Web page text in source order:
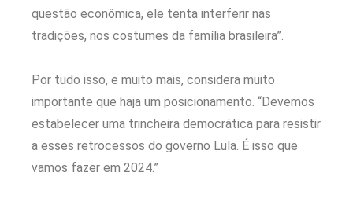
questão econômica, ele tenta interferir nas
tradições, nos costumes da família brasileira”.
Por tudo isso, e muito mais, considera muito
importante que haja um posicionamento. “Devemos
estabelecer uma trincheira democrática para resistir
a esses retrocessos do governo Lula. É isso que
vamos fazer em 2024.”